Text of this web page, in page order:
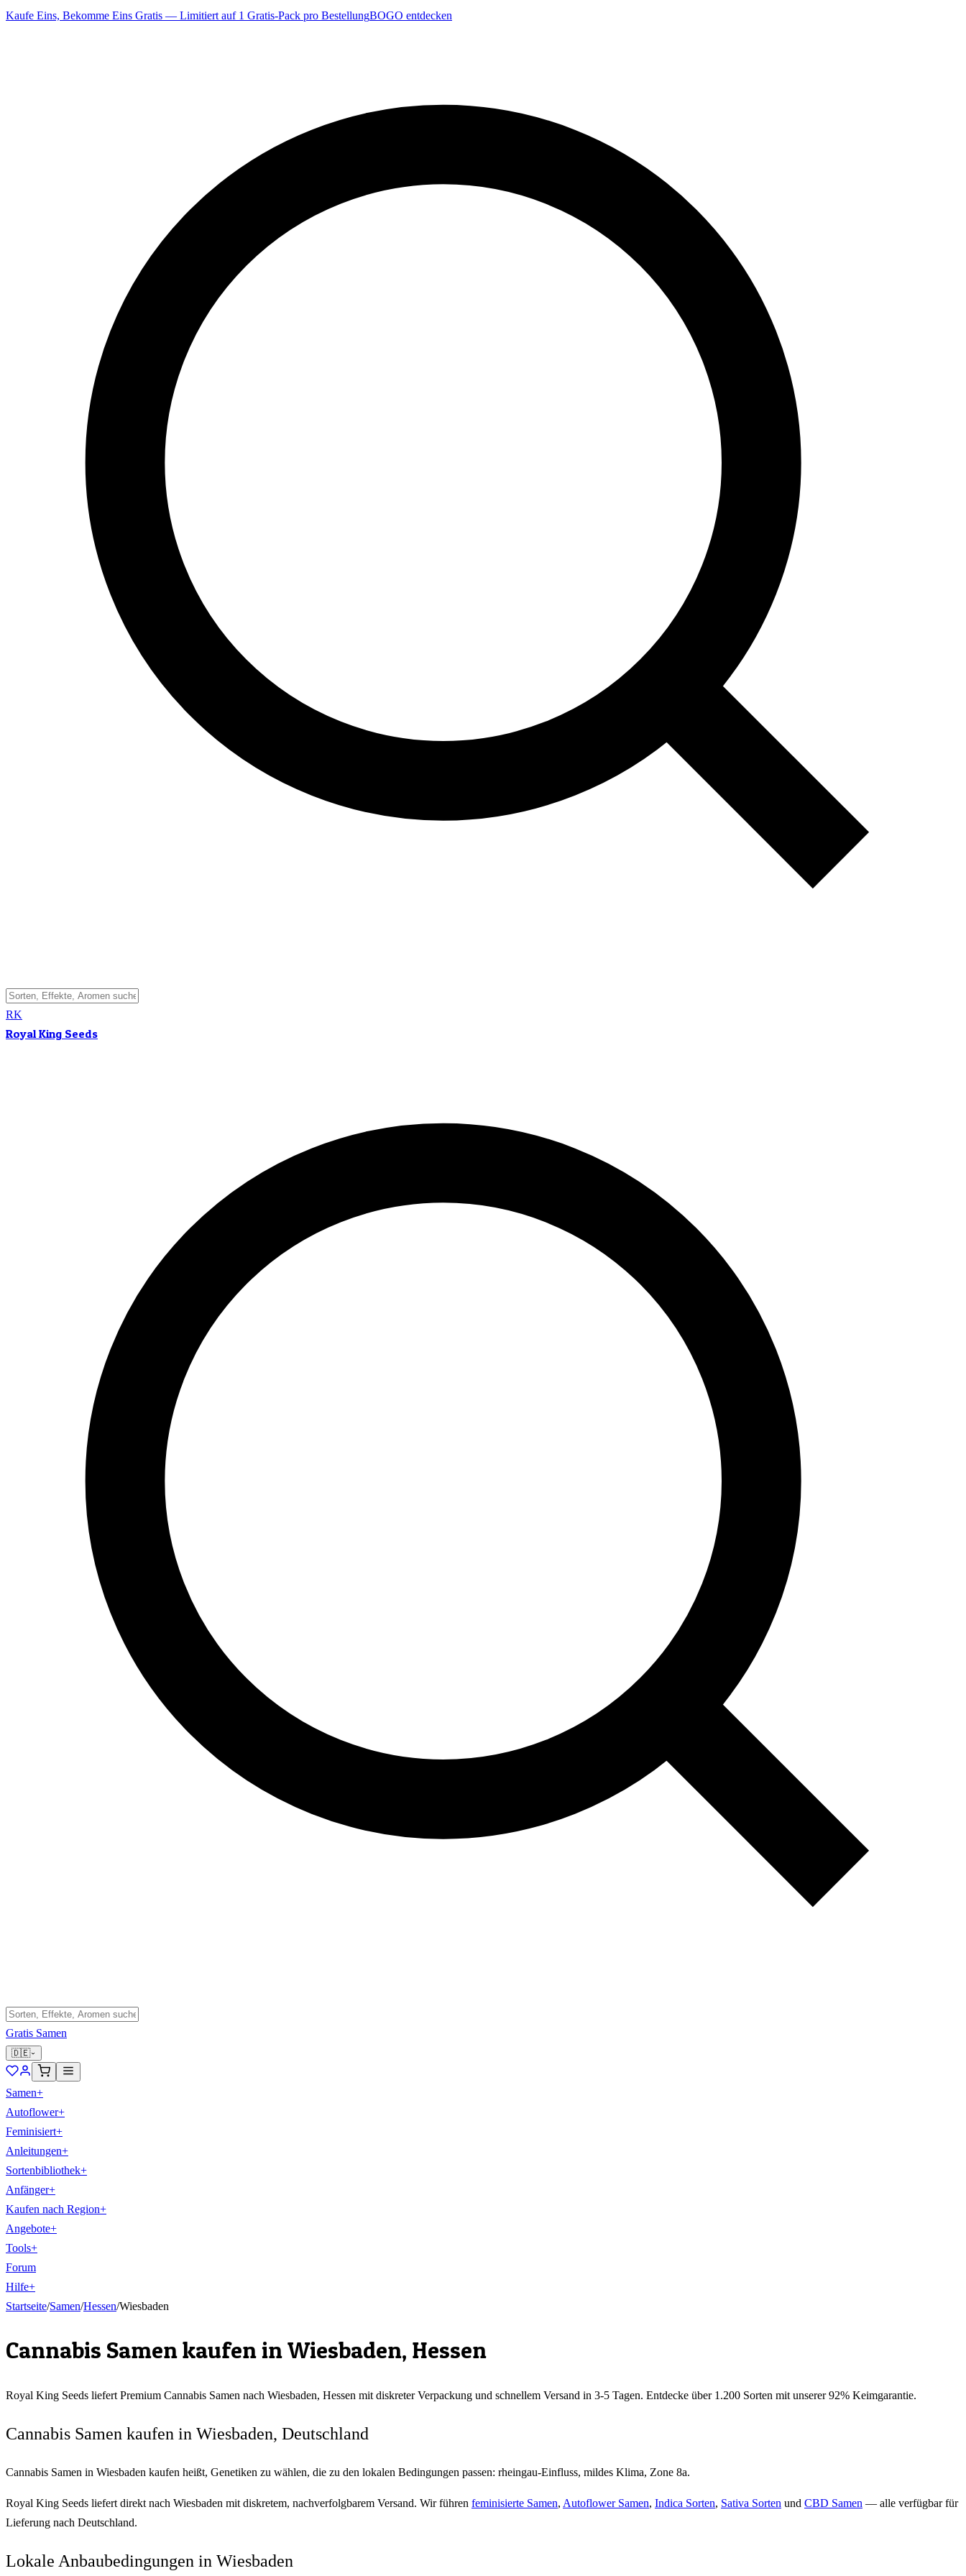
Kaufe Eins, Bekomme Eins Gratis — Limitiert auf 1 Gratis-Pack pro BestellungBOGO entdecken
RK
Royal King Seeds
Gratis Samen
🇩🇪
Samen+
Autoflower+
Feminisiert+
Anleitungen+
Sortenbibliothek+
Anfänger+
Kaufen nach Region+
Angebote+
Tools+
Forum
Hilfe+
Startseite/Samen/Hessen/Wiesbaden
Cannabis Samen kaufen inWiesbaden, Hessen
Royal King Seeds liefert Premium Cannabis Samen nach Wiesbaden, Hessen mit diskreter Verpackung und schnellem Versand in 3-5 Tagen. Entdecke über 1.200 Sorten mit unserer 92% Keimgarantie.
Cannabis Samen kaufen in Wiesbaden, Deutschland
Cannabis Samen in Wiesbaden kaufen heißt, Genetiken zu wählen, die zu den lokalen Bedingungen passen: rheingau-Einfluss, mildes Klima, Zone 8a.
Royal King Seeds liefert direkt nach Wiesbaden mit diskretem, nachverfolgbarem Versand. Wir führen feminisierte Samen, Autoflower Samen, Indica Sorten, Sativa Sorten und CBD Samen — alle verfügbar für
Lieferung nach Deutschland.
Lokale Anbaubedingungen in Wiesbaden